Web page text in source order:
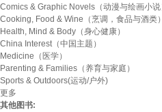
Comics & Graphic Novels（动漫与绘画小说
Cooking, Food & Wine（烹调，食品与酒类）
Health, Mind & Body（身心健康）
China Interest（中国主题）
Medicine（医学）
Parenting & Families（养育与家庭）
Sports & Outdoors(运动/户外)
更多
其他图书: